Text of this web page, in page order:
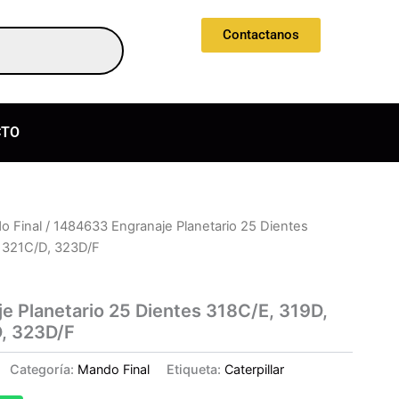
Contactanos
Final/ 1484633 Engranaje Planetario 25 Dientes
D, 323D/F
Planetario 25 Dientes 318C/E, 319D,
323D/F
Categoría: Mando Final Etiqueta: Caterpillar